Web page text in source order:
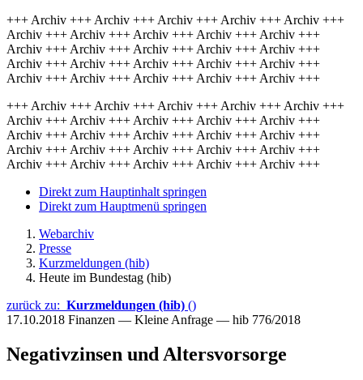
+++ Archiv +++ Archiv +++ Archiv +++ Archiv +++ Archiv +++
Archiv +++ Archiv +++ Archiv +++ Archiv +++ Archiv +++
Archiv +++ Archiv +++ Archiv +++ Archiv +++ Archiv +++
Archiv +++ Archiv +++ Archiv +++ Archiv +++ Archiv +++
Archiv +++ Archiv +++ Archiv +++ Archiv +++ Archiv +++
+++ Archiv +++ Archiv +++ Archiv +++ Archiv +++ Archiv +++
Archiv +++ Archiv +++ Archiv +++ Archiv +++ Archiv +++
Archiv +++ Archiv +++ Archiv +++ Archiv +++ Archiv +++
Archiv +++ Archiv +++ Archiv +++ Archiv +++ Archiv +++
Archiv +++ Archiv +++ Archiv +++ Archiv +++ Archiv +++
Direkt zum Hauptinhalt springen
Direkt zum Hauptmenü springen
Webarchiv
Presse
Kurzmeldungen (hib)
Heute im Bundestag (hib)
zurück zu: Kurzmeldungen (hib) ()
17.10.2018 Finanzen — Kleine Anfrage — hib 776/2018
Negativzinsen und Altersvorsorge